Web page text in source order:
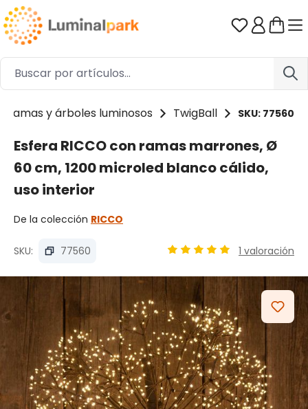
Saltar al contenido principal Tienes 0
Ramas y árboles luminosos TwigBall SKU: 77560
Esfera RICCO con ramas marrones, Ø
60 cm, 1200 microled blanco cálido,
uso interior
De la colección RICCO
SKU: 77560 1 valoración
Omitir galería de imágenes